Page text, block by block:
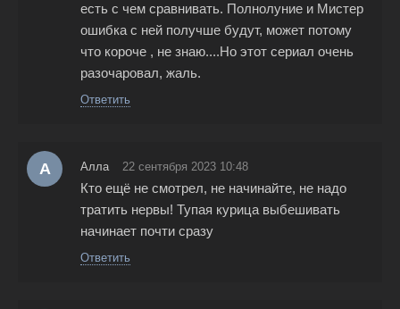
есть с чем сравнивать. Полнолуние и Мистер
ошибка с ней получше будут, может потому
что короче , не знаю....Но этот сериал очень
разочаровал, жаль.
Ответить
А Алла 22 сентября 2023 10:48
Кто ещё не смотрел, не начинайте, не надо
тратить нервы! Тупая курица выбешивать
начинает почти сразу
Ответить